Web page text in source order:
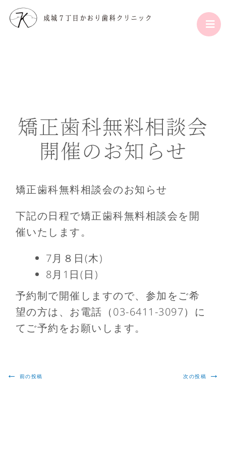
矯正歯科無料相談会
開催のお知らせ
矯正歯科無料相談会のお知らせ
下記の日程で矯正歯科無料相談会を開
催いたします。
7月８日(木)
8月1日(日)
予約制で開催しますので、参加をご希
望の方は、お電話（03-6411-3097）に
てご予約をお願いします。
← 前の投稿 次の投稿 →